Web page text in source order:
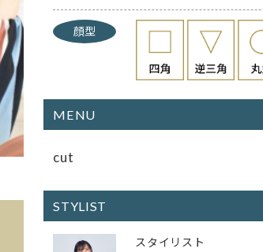
顔型
MENU
cut
STYLIST
スタイリスト